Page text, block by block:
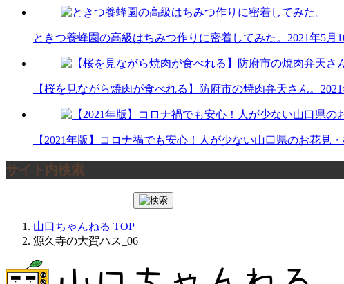
ときつ養蜂園の高級はちみつ作りに密着してみた。 2021年5月
【桜を見ながら焼肉が食べれる】防府市の焼肉弁天さん。
【2021年版】コロナ禍でも安心！人が少ない山口県のお花見
サイト内検索
山口ちゃんねる TOP
源久寺の大賀ハス_06